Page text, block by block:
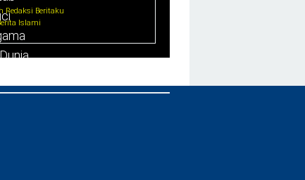
Redaksi Beritaku
Islami